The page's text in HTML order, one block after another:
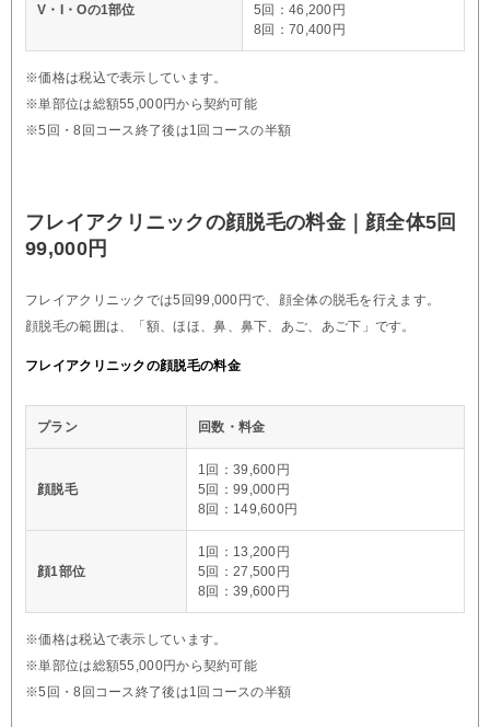
V・I・Oの1部位
5回：46,200円
8回：70,400円
※価格は税込で表示しています。
※単部位は総額55,000円から契約可能
※5回・8回コース終了後は1回コースの半額
フレイアクリニックの顔脱毛の料金｜顔全体5回
99,000円
フレイアクリニックでは5回99,000円で、顔全体の脱毛を行えます。
顔脱毛の範囲は、「額、ほほ、鼻、鼻下、あご、あご下」です。
フレイアクリニックの顔脱毛の料金
プラン 回数・料金
顔脱毛
1回：39,600円
5回：99,000円
8回：149,600円
顔1部位
1回：13,200円
5回：27,500円
8回：39,600円
※価格は税込で表示しています。
※単部位は総額55,000円から契約可能
※5回・8回コース終了後は1回コースの半額